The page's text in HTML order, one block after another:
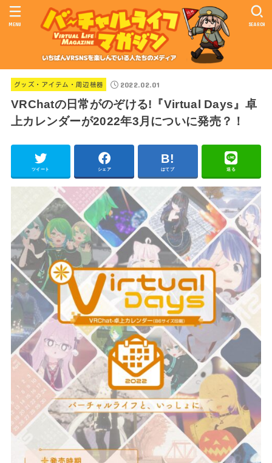
SEARCH
MENU
グッズ・アイテム・周辺機器 2022.02.01
VRChatの日常がのぞける!『Virtual Days』卓
上カレンダーが2022年3月についに発売？！
ツイート シェア はてブ 送る